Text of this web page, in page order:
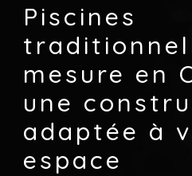
Piscines
mesure en
une
adaptée à
espace